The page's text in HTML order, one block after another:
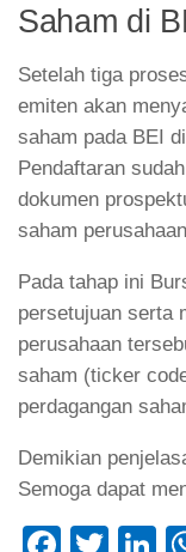
Saham di
Setelah tiga
emiten akan
saham pada BEI
Pendaftaran
dokumen
saham
Pada tahap ini
persetujuan serta
perusahaan
saham (ticker
perdagangan
Demikian
Semoga dapat